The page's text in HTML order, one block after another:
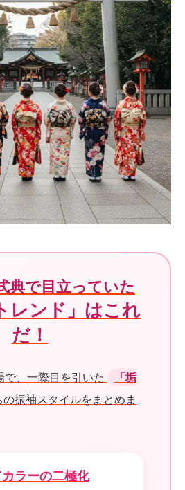
典で目立っていた
レンド」はこれ
だ！
で、一際目を引いた
「垢
の振袖スタイルをまとめま
カラーの二極化